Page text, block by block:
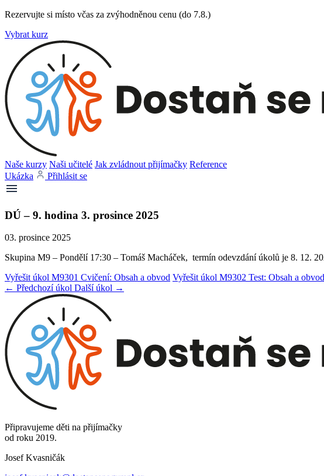
Rezervujte si místo včas za zvýhodněnou cenu (do 7.8.)
Vybrat kurz
Naše kurzy Naši učitelé Jak zvládnout přijímačky Reference
Ukázka
Přihlásit se
DÚ – 9. hodina 3. prosince 2025
03. prosince 2025
Skupina M9 – Pondělí 17:30 – Tomáš Macháček, termín odevzdání úkolů je 8. 12.
Vyřešit úkol M9301 Cvičení: Obsah a obvod Vyřešit úkol M9302 Test: Obsah a obvod
← Předchozí úkol Další úkol →
Připravujeme děti na přijímačky
od roku 2019.
Josef Kvasničák